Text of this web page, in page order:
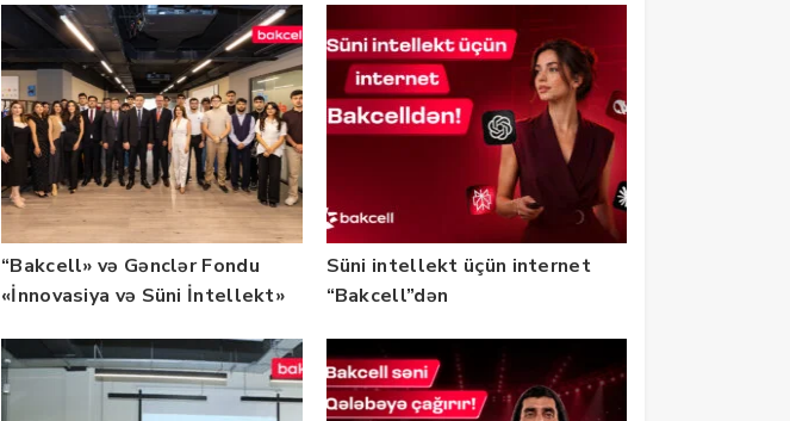
“Bakcell» və Gənclər Fondu
«İnnovasiya və Süni İntellekt»
qalibləri ilə görüş keçirib
Süni intellekt üçün internet
“Bakcell”dən